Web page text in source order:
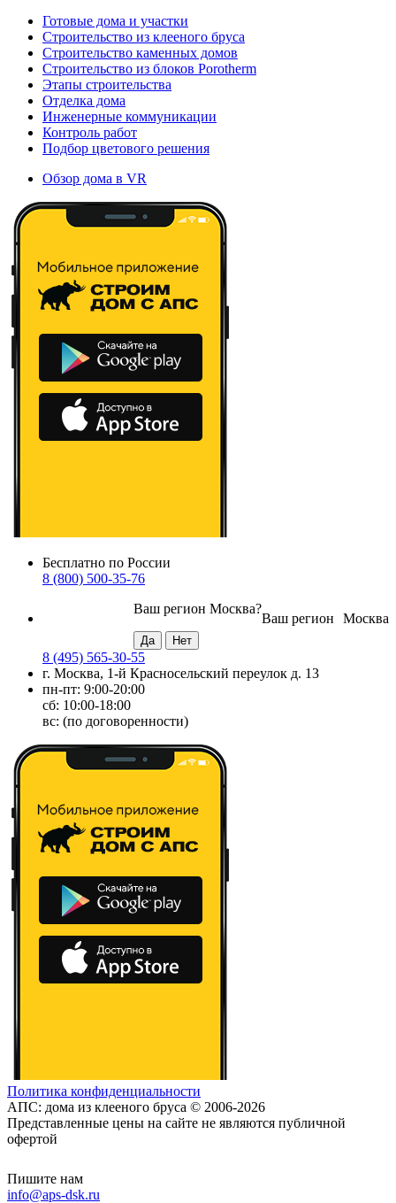
Готовые дома и участки
Строительство из клееного бруса
Строительство каменных домов
Строительство из блоков Porotherm
Этапы строительства
Отделка дома
Инженерные коммуникации
Контроль работ
Подбор цветового решения
Обзор дома в VR
Бесплатно по России
8 (800) 500-35-76
Москва
Ваш регион
Ваш регион Москва?
8 (495) 565-30-55
г. Москва, 1-й Красносельский переулок д. 13
пн-пт: 9:00-20:00
сб: 10:00-18:00
вс: (по договоренности)
Политика конфиденциальности
АПС: дома из клееного бруса © 2006-2026
Представленные цены на сайте не являются публичной
офертой
Пишите нам
info@aps-dsk.ru